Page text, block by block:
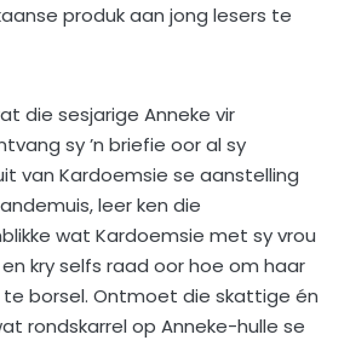
produk aan jong lesers te
die sesjarige Anneke vir
sy ’n briefie oor al sy
van Kardoemsie se aanstelling
leer ken die
wat Kardoemsie met sy vrou
kry selfs raad oor hoe om haar
te borsel. Ontmoet die skattige én
rondskarrel op Anneke-hulle se